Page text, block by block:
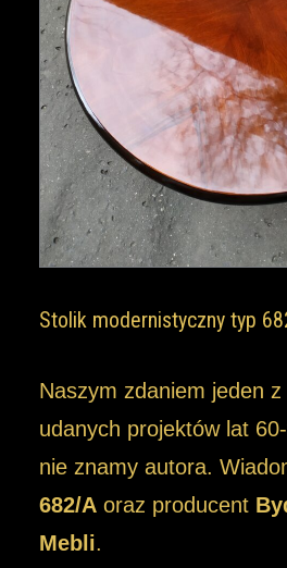
Stolik modernistyczny typ
Naszym zdaniem jeden z
udanych projektów lat
nie znamy autora.
682/A oraz producent
Mebli.